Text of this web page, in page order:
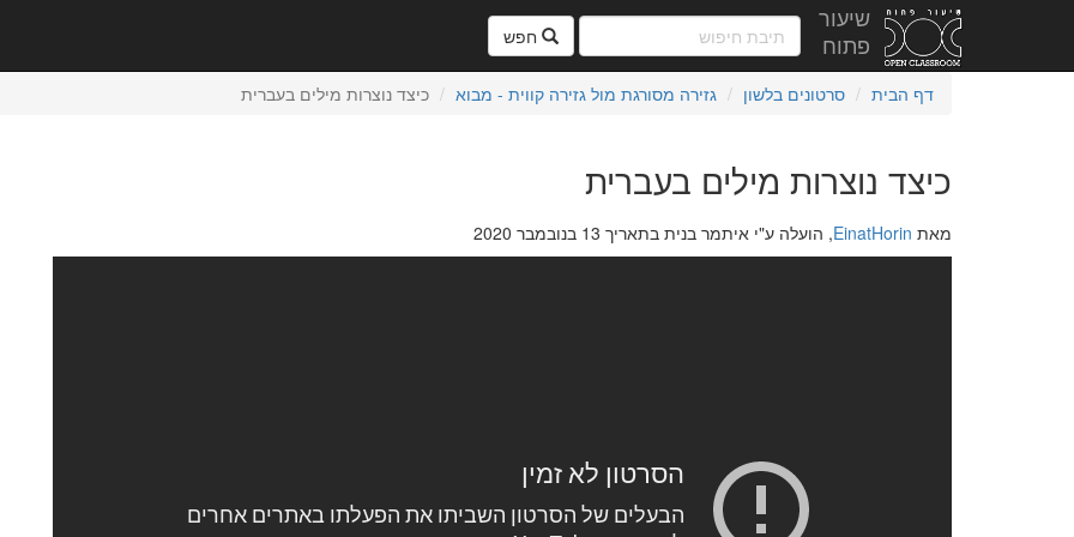
שיעור
פתוח
חפש
דף הבית סרטונים בלשון גזירה מסורגת מול גזירה קווית - מבוא כיצד נוצרות מילים בעברית
כיצד נוצרות מילים בעברית
מאת EinatHorin, הועלה ע"י איתמר בנית בתאריך 13 בנובמבר 2020